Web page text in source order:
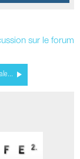
sur le forum